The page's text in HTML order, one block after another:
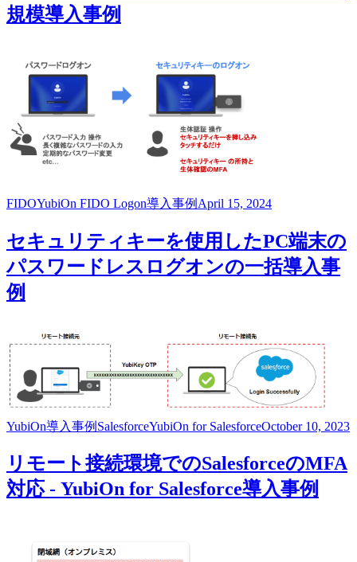
規模導入事例
FIDOYubiOn FIDO Logon導入事例April 15, 2024
セキュリティキーを使用したPC端末の
パスワードレスログオンの一括導入事
例
YubiOn導入事例 SalesforceYubiOn for SalesforceOctober 10, 2023
リモート接続環境でのSalesforceのMFA
対応 - YubiOn for Salesforce導入事例